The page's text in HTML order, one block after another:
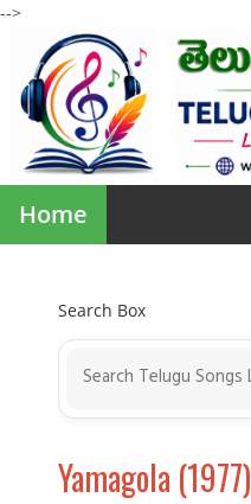
-->
Home
Search Box
Yamagola (1977)